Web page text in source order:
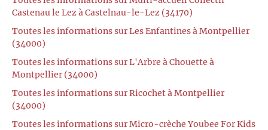
Castenau le Lez à Castelnau-le-Lez (34170)
Toutes les informations sur Les Enfantines à Montpellier
(34000)
Toutes les informations sur L'Arbre à Chouette à
Montpellier (34000)
Toutes les informations sur Ricochet à Montpellier
(34000)
Toutes les informations sur Micro-crèche Youbee For Kids